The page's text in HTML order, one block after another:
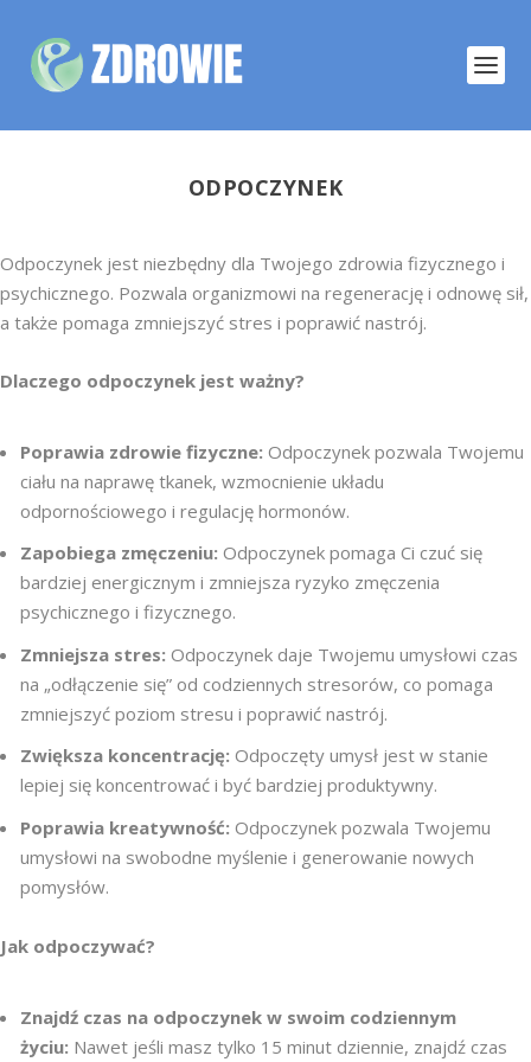
ODPOCZYNEK
Odpoczynek jest niezbędny dla Twojego zdrowia fizycznego i
psychicznego. Pozwala organizmowi na regenerację i odnowę sił,
a także pomaga zmniejszyć stres i poprawić nastrój.
Dlaczego odpoczynek jest ważny?
Poprawia zdrowie fizyczne: Odpoczynek pozwala Twojemu
ciału na naprawę tkanek, wzmocnienie układu
odpornościowego i regulację hormonów.
Zapobiega zmęczeniu: Odpoczynek pomaga Ci czuć się
bardziej energicznym i zmniejsza ryzyko zmęczenia
psychicznego i fizycznego.
Zmniejsza stres: Odpoczynek daje Twojemu umysłowi czas
na „odłączenie się” od codziennych stresorów, co pomaga
zmniejszyć poziom stresu i poprawić nastrój.
Zwiększa koncentrację: Odpoczęty umysł jest w stanie
lepiej się koncentrować i być bardziej produktywny.
Poprawia kreatywność: Odpoczynek pozwala Twojemu
umysłowi na swobodne myślenie i generowanie nowych
pomysłów.
Jak odpoczywać?
Znajdź czas na odpoczynek w swoim codziennym
życiu: Nawet jeśli masz tylko 15 minut dziennie, znajdź czas